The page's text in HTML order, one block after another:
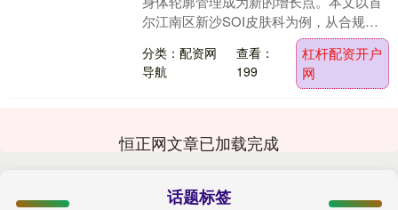
尔江南区新沙SOI皮肤科为例，从合规
性、语言服务、行程适配及技术路径四个
维度，分析....
分类：配资网
导航
查看：
199
杠杆配资开户
网
恒正网文章已加载完成
话题标签